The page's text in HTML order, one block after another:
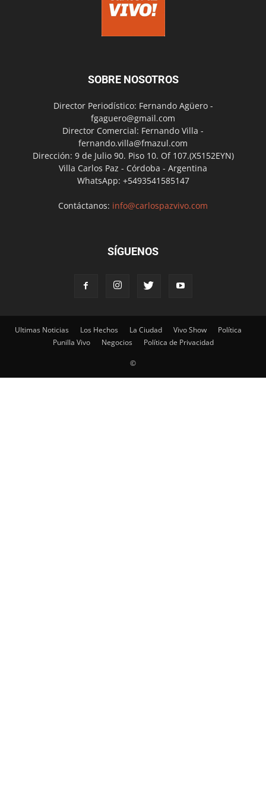
SOBRE NOSOTROS
Director Periodístico: Fernando Agüero -
fgaguero@gmail.com
Director Comercial: Fernando Villa -
fernando.villa@fmazul.com
Dirección: 9 de Julio 90. Piso 10. Of 107.(X5152EYN)
Villa Carlos Paz - Córdoba - Argentina
WhatsApp: +5493541585147
Contáctanos: info@carlospazvivo.com
SÍGUENOS
Ultimas Noticias Los Hechos La Ciudad Vivo Show
Política
Punilla Vivo
Negocios Política de Privacidad
©